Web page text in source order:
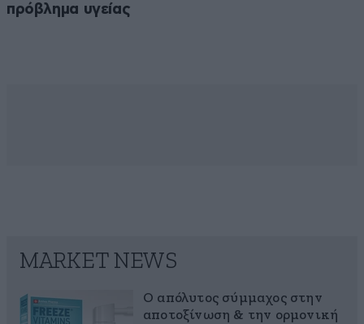
πρόβλημα υγείας
MARKET NEWS
Ο απόλυτος σύμμαχος στην
αποτοξίνωση & την ορμονική